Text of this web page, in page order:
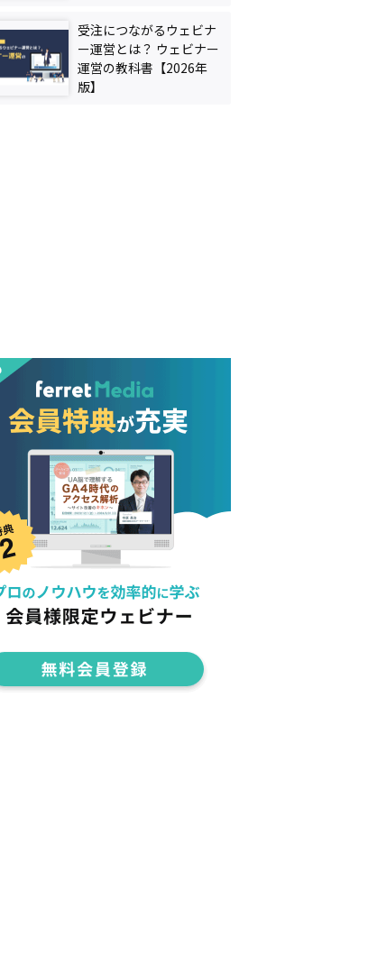
受注につながるウェビナ
ー運営とは？ ウェビナー
運営の教科書【2026年
版】